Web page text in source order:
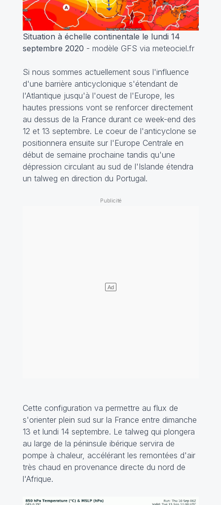
Situation à échelle continentale le lundi 14
septembre 2020 - modèle GFS via meteociel.fr
Si nous sommes actuellement sous l'influence
d'une barrière anticyclonique s'étendant de
l'Atlantique jusqu'à l'ouest de l'Europe, les
hautes pressions vont se renforcer directement
au dessus de la France durant ce week-end des
12 et 13 septembre. Le coeur de l'anticyclone se
positionnera ensuite sur l'Europe Centrale en
début de semaine prochaine tandis qu'une
dépression circulant au sud de l'Islande étendra
un talweg en direction du Portugal.
Cette configuration va permettre au flux de
s'orienter plein sud sur la France entre dimanche
13 et lundi 14 septembre. Le talweg qui plongera
au large de la péninsule ibérique servira de
pompe à chaleur, accélérant les remontées d'air
très chaud en provenance directe du nord de
l'Afrique.